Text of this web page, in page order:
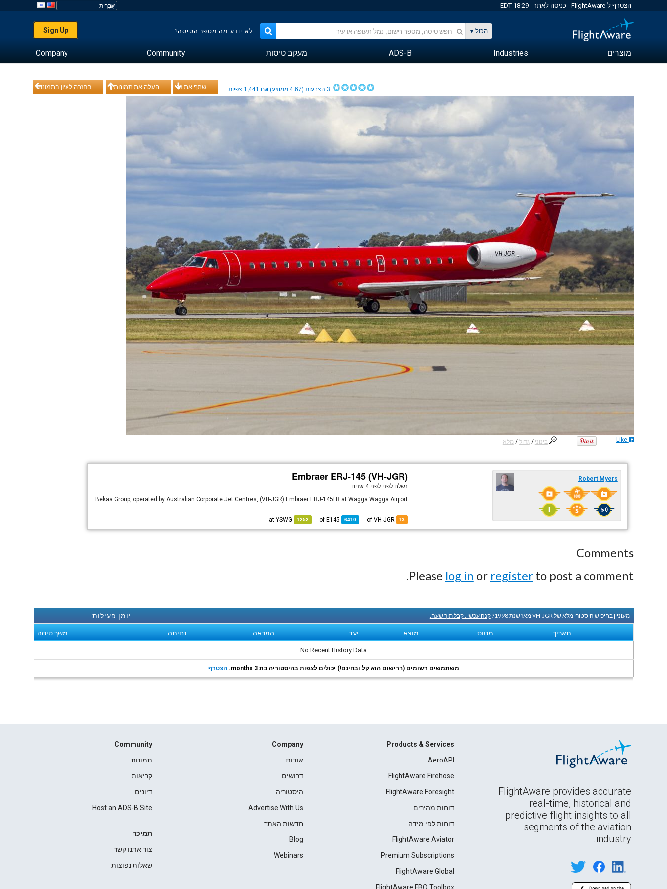
הצטרף ל-FlightAware כניסה לאתר 18:29 EDT
הכול לא יודע מה מספר הטיסה? Sign Up
מוצרים Industries
ADS-B מעקב טיסות Community
Company
בחזרה לעיון בתמונות העלה את תמונותיך שתף את זה 3הצבעות (4.67ממוצע) וגם 1,441 צפיות
בינוני /גדול / מלא Like
Embraer ERJ-145 (VH-JGR)
נשלח לפני לפני 4 שנים
Bekaa Group, operated by Australian Corporate Jet Centres, (VH-JGR) Embraer ERJ-145LR at Wagga Wagga Airport.
13
6410
E145
1252
YSWG
Robert Myers
Comments
Please log in or registerto post a comment.
יומן פעילות מעוניין בחיפוש היסטורי מלא של VH-JGR מאז שנת 1998? קנה עכשיו. קבל תוך שעה.
תאריך מטוס מוצא יעד המראה נחיתה משך טיסה
No Recent History Data
משתמשים רשומים (הרישום הוא קל ובחינם!) יכולים לצפות בהיסטוריה בת 3 months. הצטרף
FlightAware provides accurate
real-time, historical and
predictive flight insights to all
segments of the aviation
industry.
Products & Services
AeroAPI
FlightAware Firehose
FlightAware Foresight
דוחות מהירים
דוחות לפי מידה
FlightAware Aviator
Premium Subscriptions
FlightAware Global
FlightAware FBO Toolbox
Company
אודות
דרושים
היסטוריה
Advertise With Us
חדשות האתר
Blog
Webinars
Community
תמונות
קריאות
דיונים
Host an ADS-B Site
תמיכה
צור אתנו קשר
שאלות נפוצות